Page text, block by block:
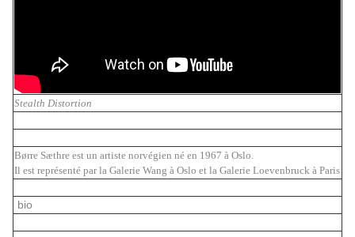
Stealth Distortion
Børre Sæthre est un artiste norvégien né en 1967 à Oslo.
Il est représenté par la Galerie Wang à Oslo et la Galerie Loevenbruck à Paris
bio